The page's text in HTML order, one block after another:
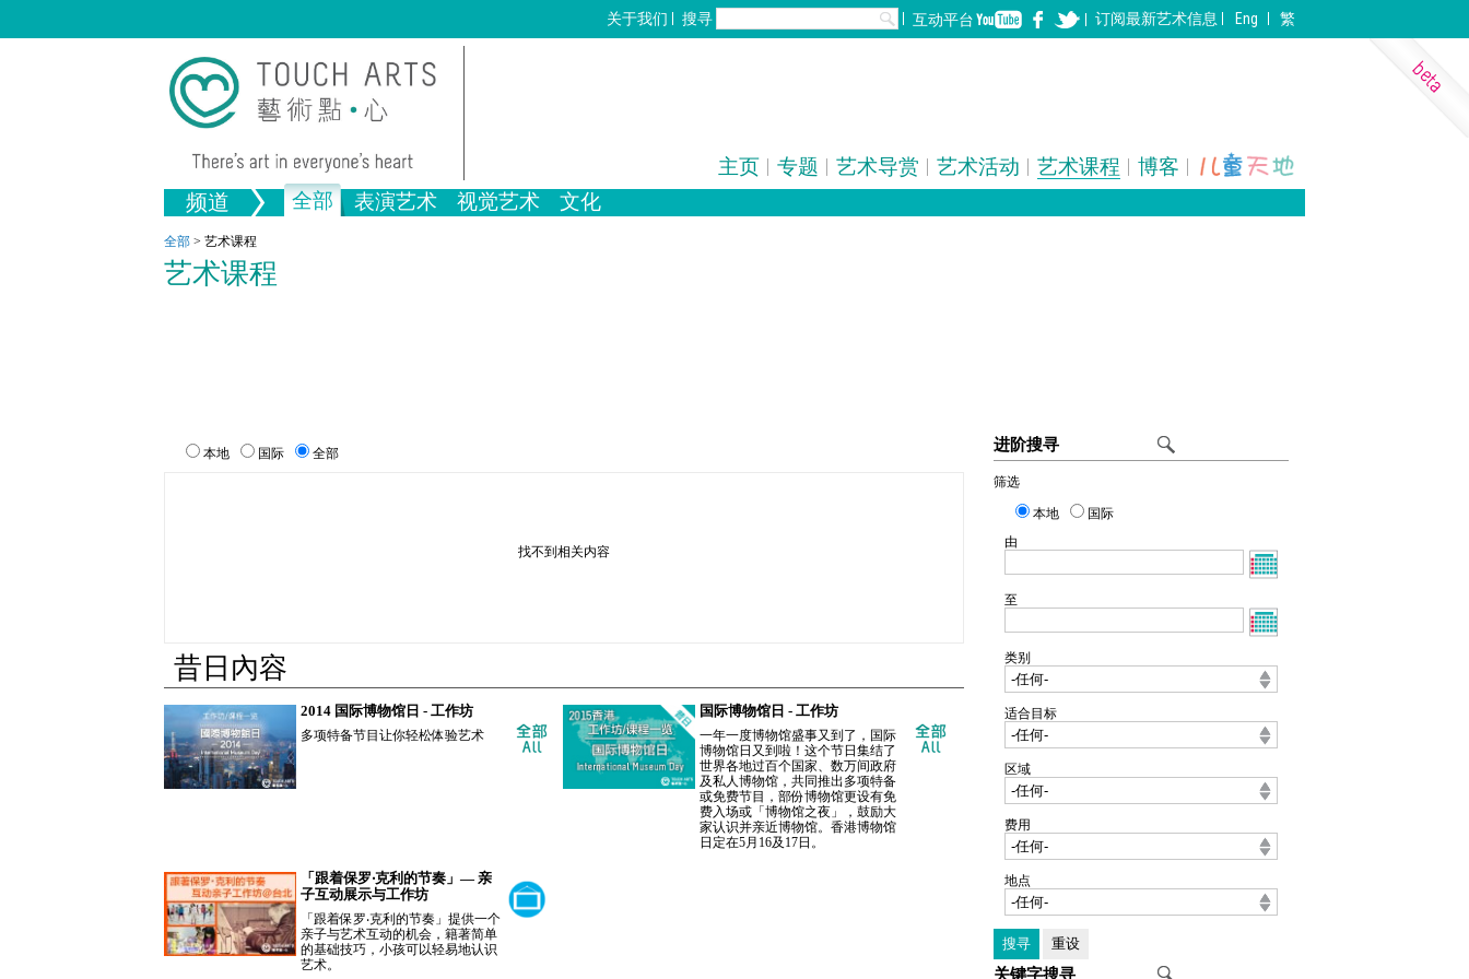
关于我们 搜寻 互动平台 订阅最新艺术信息 Eng 繁
主页 专题 艺术导赏 艺术活动 艺术课程 博客
频道 全部 表演艺术 视觉艺术 文化
音乐
绘画
全部视觉艺术
生活
全部 > 艺术课程
艺术课程
进阶搜寻
筛选
本地
国际
由
至
类别
适合目标
区域
费用
地点
关键字搜寻
本地 国际 全部
找不到相关内容
昔日內容
2014 国际博物馆日 - 工作坊
多项特备节目让你轻松体验艺术
国际博物馆日 - 工作坊
一年一度博物馆盛事又到了，国际
博物馆日又到啦！这个节日集结了
世界各地过百个国家、数万间政府
及私人博物馆，共同推出多项特备
或免费节目，部份博物馆更设有免
费入场或「博物馆之夜」，鼓励大
家认识并亲近博物馆。香港博物馆
日定在5月16及17日。
「跟着保罗‧克利的节奏」— 亲
子互动展示与工作坊
「跟着保罗‧克利的节奏」提供一个
亲子与艺术互动的机会，籍著简单
的基础技巧，小孩可以轻易地认识
艺术。